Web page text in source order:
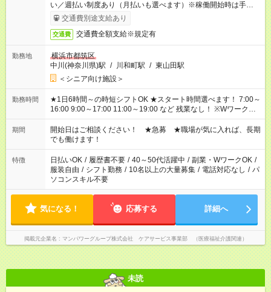
い／週払い制度あり（月払いも選べます）※稼働開始時は手続き
完了次第のお支払いとなります。
交通費別途支給あり
交通費 交通費全額支給※規定有
勤務地
横浜市都筑区
中川(神奈川県)駅 / 川和町駅 / 東山田駅
＜シニア向け施設＞
勤務時間
★1日6時間～の時短シフトOK ★スタート時間選べます！ 7:00～
16:00 9:00～17:00 11:00～19:00 など 残業なし！ ※Wワークの
場合、他のお仕事と合わせ週40時間超の就業はご案内できませ
ん ※法令に基づき、週20時間以上勤務は社会保険への加入対象
となります ※労働者派遣法（日雇い派遣の原則禁止）により、
短時間・短期間の就業はご案内が難しい場合があります
期間
開始日はご相談ください！ ★急募 ★職場が気に入れば、長期
でも働けます！
特徴 日払いOK / 履歴書不要 / 40～50代活躍中 / 副業・WワークOK /
服装自由 / シフト勤務 / 10名以上の大量募集 / 電話対応なし / パ
ソコンスキル不要
気になる！ 応募する 詳細へ
掲載元企業名 マンパワーグループ株式会社 ケアサービス事業部 （医療福祉介護関連）
未読